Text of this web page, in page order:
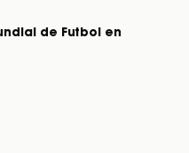
de Futbol en